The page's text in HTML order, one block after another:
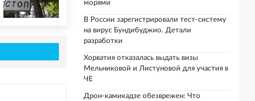
морями
В России зарегистрировали тест-систему
на вирус Бундибуджио. Детали
разработки
Хорватия отказалась выдать визы
Мельниковой и Листуновой для участия в
ЧЕ
Дрон-камикадзе обезврежен: Что